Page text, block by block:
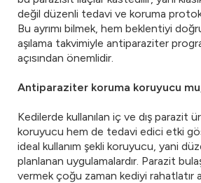
değil düzenli tedavi ve koruma
Bu ayrımı bilmek, hem beklentiyi
aşılama takvimiyle antiparaziter
açısından önemlidir.
Antiparaziter koruma koruyucu
Kedilerde kullanılan iç ve dış parazit
koruyucu hem de tedavi edici etki
ideal kullanım şekli koruyucu, yani
planlanan uygulamalardır. Parazit
vermek çoğu zaman kediyi rahatlatır